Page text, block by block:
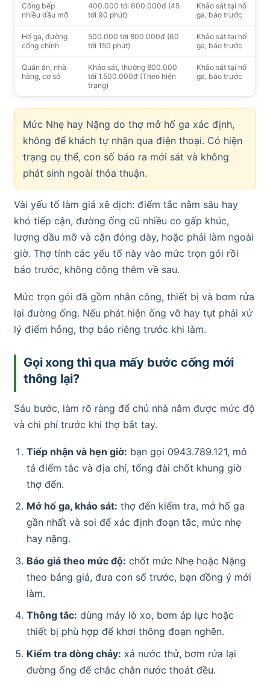
Cống bếp
nhiều dầu mỡ
400.000 tới 600.000đ (45
tới 90 phút)
Khảo sát tại hố
ga, báo trước
Hố ga, đường
cống chính
500.000 tới 800.000đ (60
tới 150 phút)
Khảo sát tại hố
ga, báo trước
Quán ăn, nhà
hàng, cơ sở
Khảo sát, thường 800.000
tới 1.500.000đ (Theo hiện
trạng)
Khảo sát tại hố
ga, báo trước
Mức Nhẹ hay Nặng do thợ mở hố ga xác định,
không để khách tự nhận qua điện thoại. Có hiện
trạng cụ thể, con số báo ra mới sát và không
phát sinh ngoài thỏa thuận.
Vài yếu tố làm giá xê dịch: điểm tắc nằm sâu hay
khó tiếp cận, đường ống cũ nhiều co gấp khúc,
lượng dầu mỡ và cặn đóng dày, hoặc phải làm ngoài
giờ. Thợ tính các yếu tố này vào mức trọn gói rồi
báo trước, không cộng thêm về sau.
Mức trọn gói đã gồm nhân công, thiết bị và bơm rửa
lại đường ống. Nếu phát hiện ống vỡ hay tụt phải xử
lý điểm hỏng, thợ báo riêng trước khi làm.
Gọi xong thì qua mấy bước cống mới
thông lại?
Sáu bước, làm rõ ràng để chủ nhà nắm được mức độ
và chi phí trước khi thợ bắt tay.
Tiếp nhận và hẹn giờ: bạn gọi 0943.789.121, mô
tả điểm tắc và địa chỉ, tổng đài chốt khung giờ
thợ đến.
Mở hố ga, khảo sát: thợ đến kiểm tra, mở hố ga
gần nhất và soi để xác định đoạn tắc, mức nhẹ
hay nặng.
Báo giá theo mức độ: chốt mức Nhẹ hoặc Nặng
theo bảng giá, đưa con số trước, bạn đồng ý mới
làm.
Thông tắc: dùng máy lò xo, bơm áp lực hoặc
thiết bị phù hợp để khơi thông đoạn nghẽn.
Kiểm tra dòng chảy: xả nước thử, bơm rửa lại
đường ống để chắc chắn nước thoát đều.